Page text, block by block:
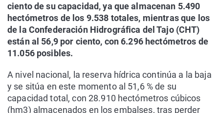
ciento de su capacidad, ya que almacenan 5.490
hectómetros de los 9.538 totales, mientras que los
de la Confederación Hidrográfica del Tajo (CHT)
están al 56,9 por ciento, con 6.296 hectómetros de
11.056 posibles.
A nivel nacional, la reserva hídrica continúa a la baja
y se sitúa en este momento al 51,6 % de su
capacidad total, con 28.910 hectómetros cúbicos
(hm3) almacenados en los embalses, tras perder